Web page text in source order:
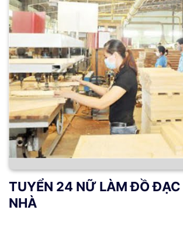
TUYỂN 24 NỮ LÀM ĐỒ ĐẠC
NHÀ